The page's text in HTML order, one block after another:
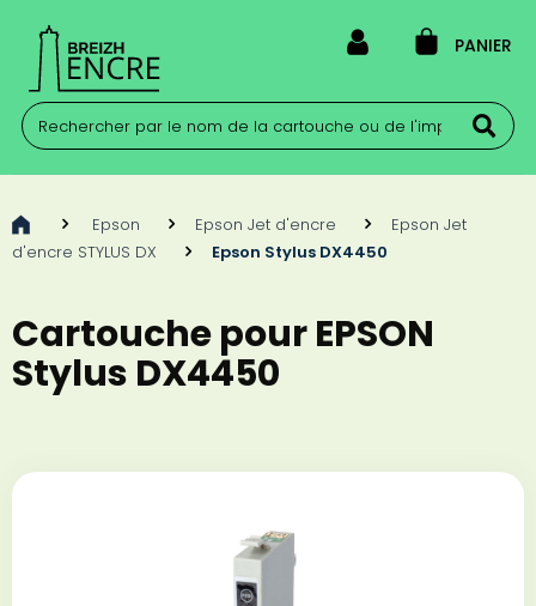
PANIER
Epson Epson Jet d'encre
Epson Jet
d'encre STYLUS DX
Epson Stylus DX4450
Cartouche pour EPSON
Stylus DX4450